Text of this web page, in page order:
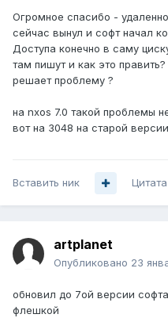
Огромное спасибо -
сейчас вынул и софт начал
Доступа конечно в саму
там пишут и как это
решает проблему ?
на nxos 7.0 такой проблемы
вот на 3048 на старой
Вставить ник Цитата
artplanet
Опубликовано 23
обновил до 7ой версии
флешкой